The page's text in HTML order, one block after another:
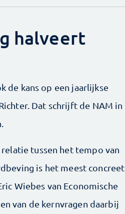
halveert
de kans op een jaarlijkse
Dat schrijft de NAM in
tussen het tempo van
is het meest concreet
Wiebes van Economische
van de kernvragen daarbij